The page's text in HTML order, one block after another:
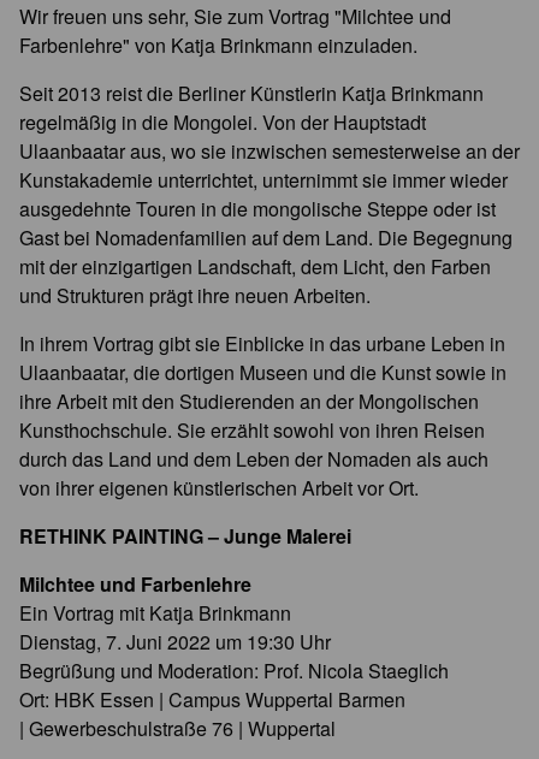
Wir freuen uns sehr, Sie zum Vortrag "Milchtee und
Farbenlehre" von Katja Brinkmann einzuladen.
Seit 2013 reist die Berliner Künstlerin Katja Brinkmann
regelmäßig in die Mongolei. Von der Hauptstadt
Ulaanbaatar aus, wo sie inzwischen semesterweise an der
Kunstakademie unterrichtet, unternimmt sie immer wieder
ausgedehnte Touren in die mongolische Steppe oder ist
Gast bei Nomadenfamilien auf dem Land. Die Begegnung
mit der einzigartigen Landschaft, dem Licht, den Farben
und Strukturen prägt ihre neuen Arbeiten.
In ihrem Vortrag gibt sie Einblicke in das urbane Leben in
Ulaanbaatar, die dortigen Museen und die Kunst sowie in
ihre Arbeit mit den Studierenden an der Mongolischen
Kunsthochschule. Sie erzählt sowohl von ihren Reisen
durch das Land und dem Leben der Nomaden als auch
von ihrer eigenen künstlerischen Arbeit vor Ort.
RETHINK PAINTING – Junge Malerei
Milchtee und Farbenlehre
Ein Vortrag mit Katja Brinkmann
Dienstag, 7. Juni 2022 um 19:30 Uhr
Begrüßung und Moderation: Prof. Nicola Staeglich
Ort: HBK Essen | Campus Wuppertal Barmen
| Gewerbeschulstraße 76 | Wuppertal